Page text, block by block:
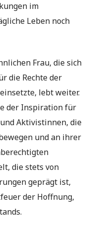
im
Leben noch
Frau, die sich
die Rechte der
lebt weiter.
der Inspiration für
Aktivistinnen, die
und an ihrer
die stets von
geprägt ist,
der Hoffnung,